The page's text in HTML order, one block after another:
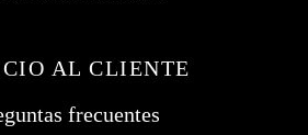
AL CLIENTE
frecuentes